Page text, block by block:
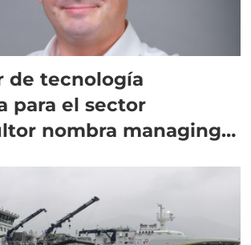
de tecnología
para el sector
nombra managing